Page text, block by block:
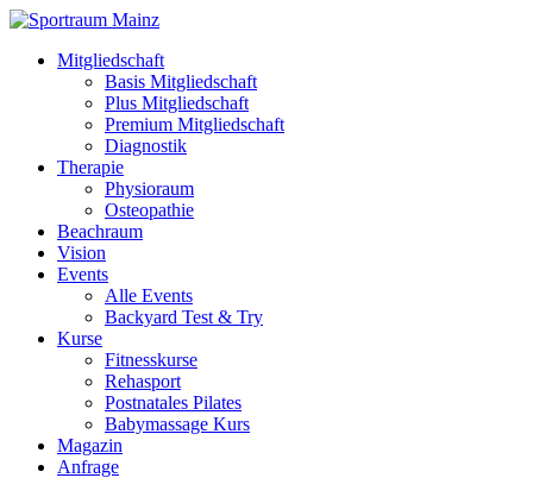
Mitgliedschaft
Basis Mitgliedschaft
Plus Mitgliedschaft
Premium Mitgliedschaft
Diagnostik
Therapie
Physioraum
Osteopathie
Beachraum
Vision
Events
Alle Events
Backyard Test & Try
Kurse
Fitnesskurse
Rehasport
Postnatales Pilates
Babymassage Kurs
Magazin
Anfrage